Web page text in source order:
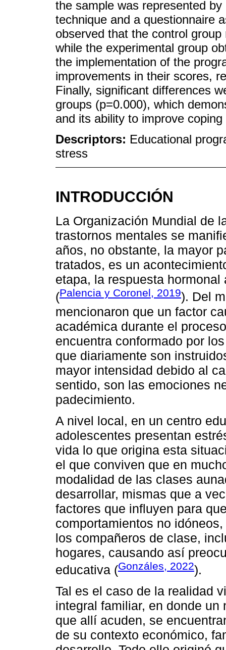
the sample was represented
technique and a questionnaire
observed that the control
while the experimental group
the implementation of the
improvements in their scores,
Finally, significant differences
groups (p=0.000), which
and its ability to improve
Descriptors: Educational
stress
INTRODUCCIÓN
La Organización Mundial de
trastornos mentales se
años, no obstante, la mayor
tratados, es un
etapa, la respuesta
(Palencia y Coronel, 2019). Del
mencionaron que un factor
académica durante el
encuentra conformado por
que diariamente son
mayor intensidad debido al
sentido, son las emociones
padecimiento.
A nivel local, en un centro
adolescentes presentan
vida lo que origina esta
el que conviven que en
modalidad de las clases
desarrollar, mismas que a
factores que influyen para
comportamientos no
los compañeros de clase,
hogares, causando así
educativa (Gonzáles, 2022).
Tal es el caso de la realidad
integral familiar, en donde
que allí acuden, se
de su contexto económico,